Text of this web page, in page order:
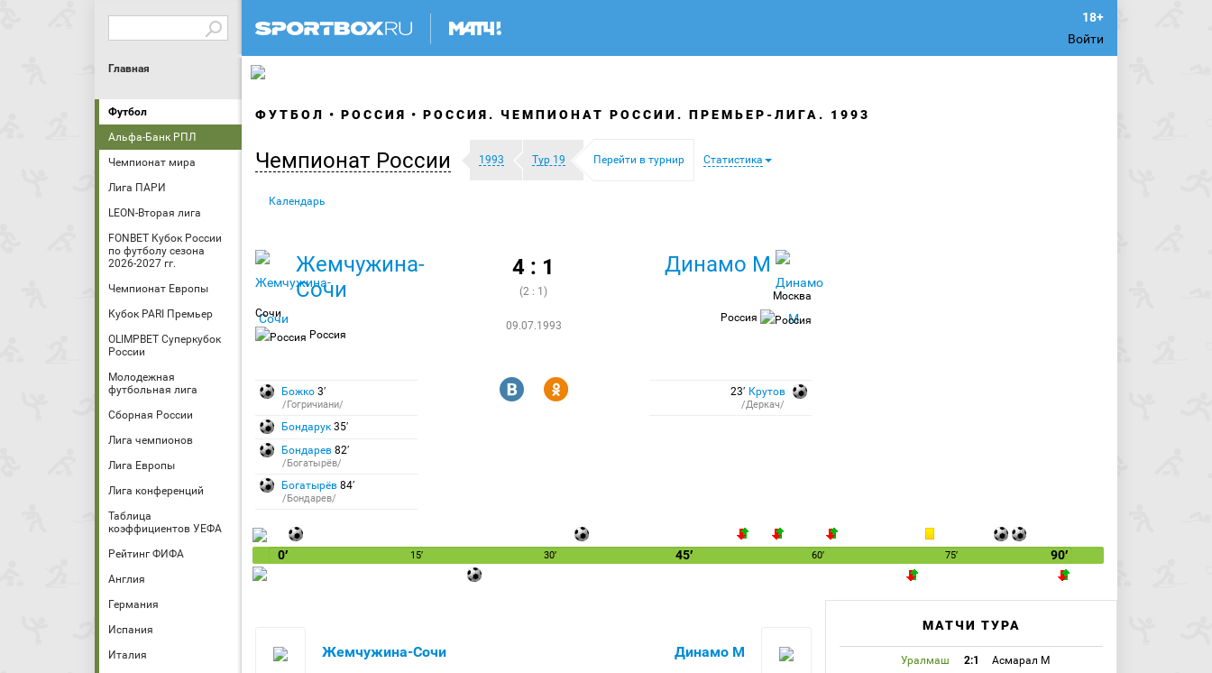
Войти
Главная
Футбол
Альфа-Банк РПЛ
Чемпионат мира
Лига ПАРИ
LEON-Вторая лига
FONBET Кубок России
по футболу сезона
2026-2027 гг.
Чемпионат Европы
Кубок PARI Премьер
OLIMPBET Суперкубок
России
Молодежная
футбольная лига
Сборная России
Лига чемпионов
Лига Европы
Лига конференций
Таблица
коэффициентов УЕФА
Рейтинг ФИФА
Англия
Германия
Испания
Италия
ФУТБОЛ РОССИЯ РОССИЯ. ЧЕМПИОНАТ РОССИИ. ПРЕМЬЕР-ЛИГА. 1993
Чемпионат России 1993 Тур 19 Перейти в турнир Статистика
Календарь
Жемчужина-
Сочи
Сочи
Россия
4 : 1
(2 : 1)
09.07.1993
Динамо М
Москва
Россия
Божко 3′
/Гогричиани/
Бондарук 35′
Бондарев 82′
/Богатырёв/
Богатырёв 84′
/Бондарев/
R Y 23′ Крутов
/Деркач/
0′ 15′ 30′ 45′ 60′ 75′ 90′
Жемчужина-Сочи Динамо М
МАТЧИ ТУРА
Уралмаш 2:1 Асмарал М